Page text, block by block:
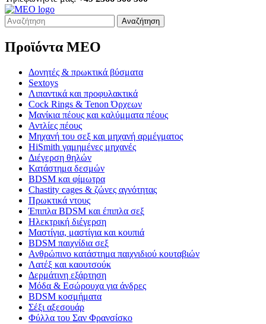
Αναζήτηση
Προϊόντα MEO
Δονητές & πρωκτικά βύσματα
Sextoys
Λιπαντικά και προφυλακτικά
Cock Rings & Tenon Όρχεων
Μανίκια πέους και καλύμματα πέους
Αντλίες πέους
Μηχανή του σεξ και μηχανή αρμέγματος
HiSmith γαμημένες μηχανές
Διέγερση θηλών
Κατάστημα δεσμών
BDSM και φίμωτρα
Chastity cages & ζώνες αγνότητας
Πρωκτικά ντους
Έπιπλα BDSM και έπιπλα σεξ
Ηλεκτρική διέγερση
Μαστίγια, μαστίγια και κουπιά
BDSM παιχνίδια σεξ
Ανθρώπινο κατάστημα παιχνιδιού κουταβιών
Λατέξ και καουτσούκ
Δερμάτινη εξάρτηση
Μόδα & Εσώρουχα για άνδρες
BDSM κοσμήματα
Σέξι αξεσουάρ
Φύλλα του Σαν Φρανσίσκο